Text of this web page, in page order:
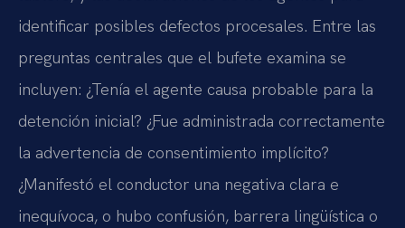
identificar posibles defectos procesales. Entre las
preguntas centrales que el bufete examina se
incluyen: ¿Tenía el agente causa probable para la
detención inicial? ¿Fue administrada correctamente
la advertencia de consentimiento implícito?
¿Manifestó el conductor una negativa clara e
inequívoca, o hubo confusión, barrera lingüística o